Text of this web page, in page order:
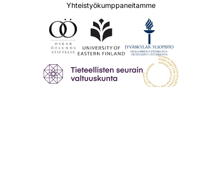
Yhteistyökumppaneitamme